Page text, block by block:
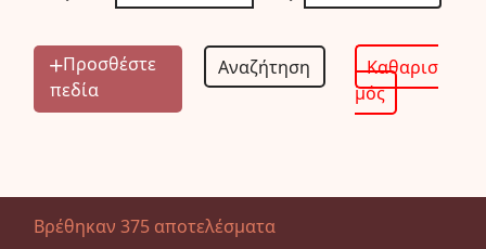
Προσθέστε
πεδία
Καθαρισ
μός
Βρέθηκαν 375 αποτελέσματα